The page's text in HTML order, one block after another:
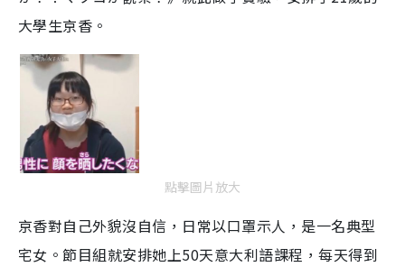
大學生京香。
點擊圖片放大
京香對自己外貌沒自信，日常以口罩示人，是一名典型
宅女。節目組就安排她上50天意大利語課程，每天得到